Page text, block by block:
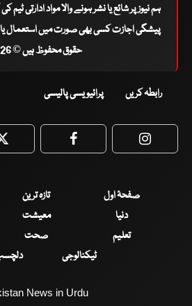
ہم نیوز پر شائع یا نشر ہونے والا مواد ادارتی
پیشگی اجازت کسی بھی صورت میں استعمال یا
حقوق محفوظ ہیں © 2026
رابطہ کریں پرائیویسی پالیسی
Twitter Facebook
صفحۂ اول تازہ ترین
دنیا
معیشت
تعلیم
صحت
ٹیکنالوجی
News in Urdu